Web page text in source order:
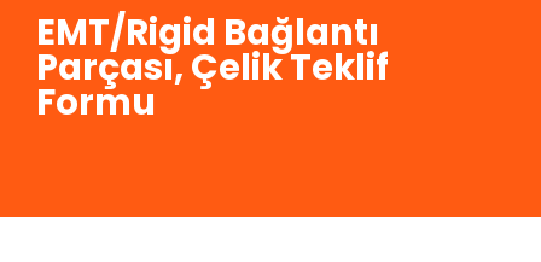
EMT/Rigid Bağlantı
Parçası, Çelik Teklif
Formu